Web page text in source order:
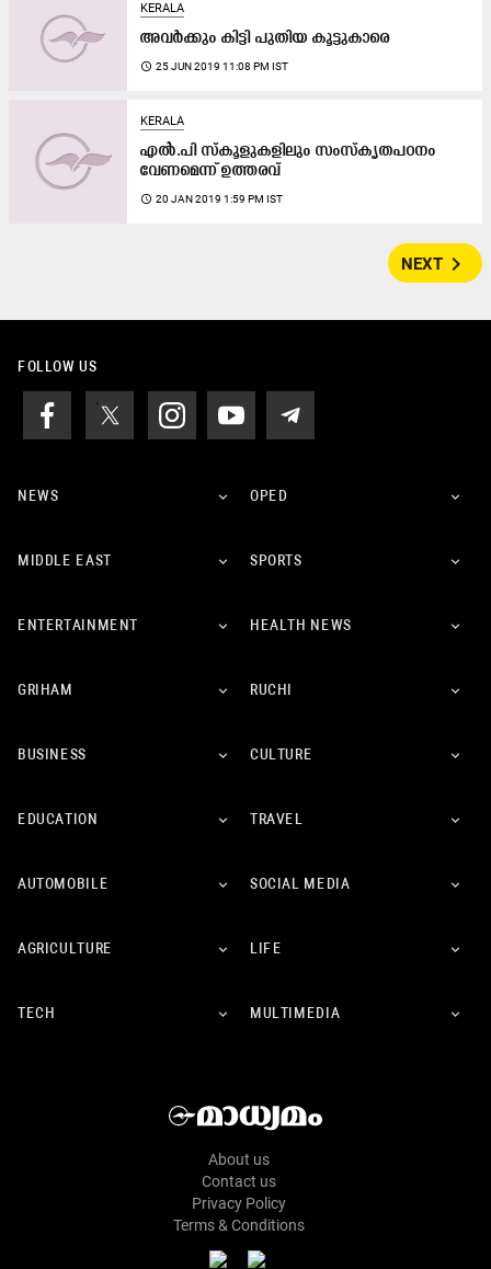
KERALA
അവർക്കും കിട്ടി പുതിയ കൂട്ടുകാരെ
access_time 25 JUN 2019 11:08 PM IST
KERALA
എൽ.പി സ്കൂളുകളിലും സംസ്കൃതപഠനം
വേണമെന്ന്​ ഉത്തരവ്​
access_time 20 JAN 2019 1:59 PM IST
NEXT navigate_next
FOLLOW US
NEWS OPED
MIDDLE EAST SPORTS
ENTERTAINMENT HEALTH NEWS
GRIHAM RUCHI
BUSINESS CULTURE
EDUCATION TRAVEL
AUTOMOBILE SOCIAL MEDIA
AGRICULTURE LIFE
TECH MULTIMEDIA
About us
Contact us
Privacy Policy
Terms & Conditions